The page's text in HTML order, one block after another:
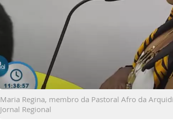
Maria Regina, membro da Pastoral Afro da
Jornal Regional